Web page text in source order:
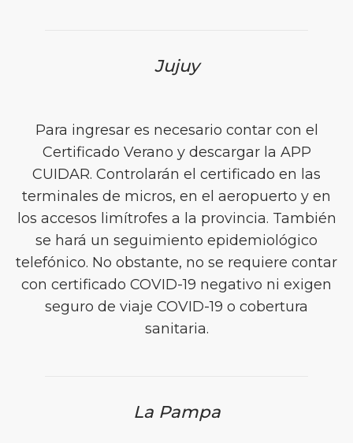
Jujuy
Para ingresar es necesario contar con el
Certificado Verano y descargar la APP
CUIDAR. Controlarán el certificado en las
terminales de micros, en el aeropuerto y en
los accesos limítrofes a la provincia. También
se hará un seguimiento epidemiológico
telefónico. No obstante, no se requiere contar
con certificado COVID-19 negativo ni exigen
seguro de viaje COVID-19 o cobertura
sanitaria.
La Pampa